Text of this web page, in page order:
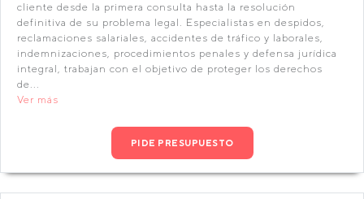
cliente desde la primera consulta hasta la resolución
definitiva de su problema legal. Especialistas en despidos,
reclamaciones salariales, accidentes de tráfico y laborales,
indemnizaciones, procedimientos penales y defensa jurídica
integral, trabajan con el objetivo de proteger los derechos
de...
Ver más
PIDE PRESUPUESTO